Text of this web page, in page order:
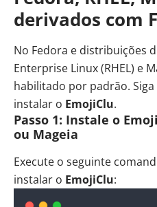
derivados com
No Fedora e distribuições
Enterprise Linux (RHEL) e
habilitado por padrão.
instalar o EmojiClu.
Passo 1: Instale o
ou Mageia
Execute o seguinte
instalar o EmojiClu: